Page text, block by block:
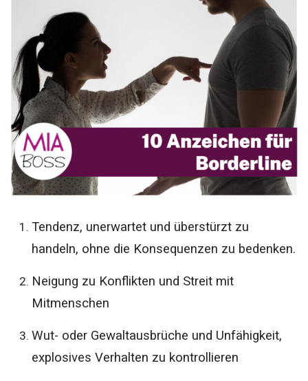
Tendenz, unerwartet und überstürzt zu
handeln, ohne die Konsequenzen zu bedenken.
Neigung zu Konflikten und Streit mit
Mitmenschen
Wut- oder Gewaltausbrüche und Unfähigkeit,
explosives Verhalten zu kontrollieren